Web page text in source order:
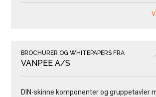
BROCHURER OG WHITEPAPERS FRA
VANPEE A/S
DIN-skinne komponenter og gruppetavler